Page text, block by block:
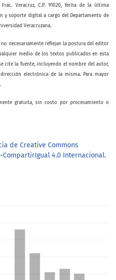
Veracruz, C.P. 91020, fecha de la última
y soporte digital a cargo del Departamento de
Veracruzana.
necesariamente reflejan la postura del editor
medio de los textos publicados en esta
cite la fuente, incluyendo el nombre del autor,
electrónica de la misma. Para mayor
.
gratuita, sin costo por procesamiento o
de Creative Commons
CompartirIgual 4.0 Internacional.